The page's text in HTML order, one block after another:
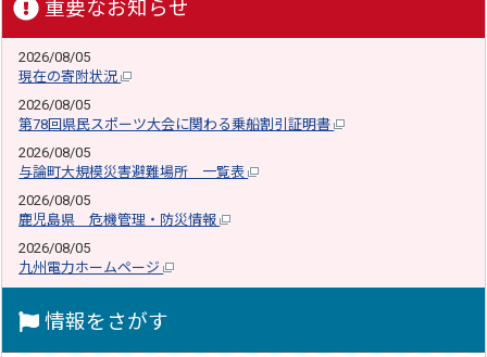
重要なお知らせ
2026/08/05
現在の寄附状況
2026/08/05
第78回県民スポーツ大会に関わる乗船割引証明書
2026/08/05
与論町大規模災害避難場所 一覧表
2026/08/05
鹿児島県 危機管理・防災情報
2026/08/05
九州電力ホームページ
情報をさがす